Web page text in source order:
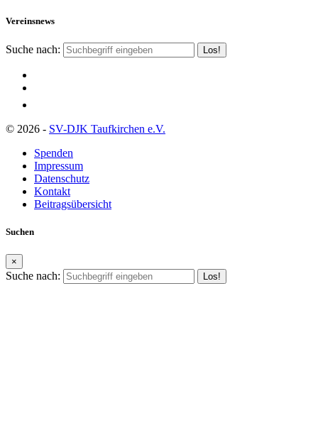
Vereinsnews
Suche nach:
© 2026 - SV-DJK Taufkirchen e.V.
Spenden
Impressum
Datenschutz
Kontakt
Beitragsübersicht
Suchen
×
Suche nach: